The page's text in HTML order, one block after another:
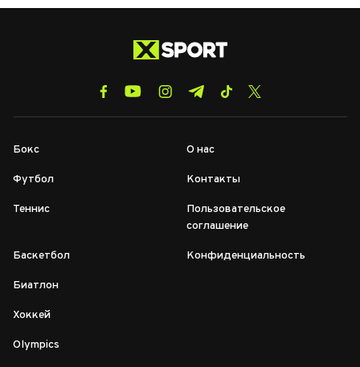
Бокс
Футбол
Теннис
Баскетбол
Биатлон
Хоккей
Olympics
О нас
Контакты
Пользовательское
соглашение
Конфиденциальность